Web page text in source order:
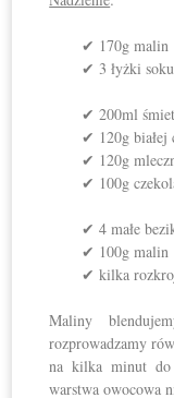
✔ 170g malin
✔ 3 łyżki
✔ 200ml
✔ 120g białej
✔ 120g
✔ 100g
✔ 4 małe
✔ 100g malin
✔ kilka
Maliny
rozprowadzamy
na kilka minut do
warstwa owocowa